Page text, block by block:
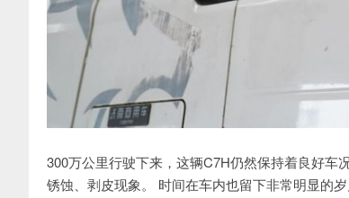
300万公里行驶下来，这辆C7H仍然保持着良好车
锈蚀、剥皮现象。 时间在车内也留下非常明显的